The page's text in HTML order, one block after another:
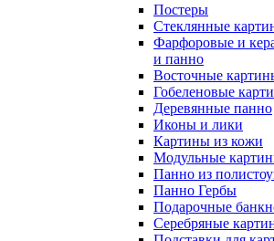
Постеры
Стеклянные
Фарфоровые и
и панно
Восточные
Гобеленовые
Деревянные панно
Иконы и лики
Картины из кожи
Модульные
Панно из
Панно Гербы
Подарочные
Серебряные